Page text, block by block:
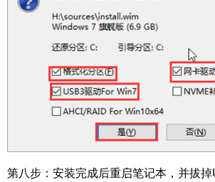
第八步：安装完成后重启笔记本，并拔掉